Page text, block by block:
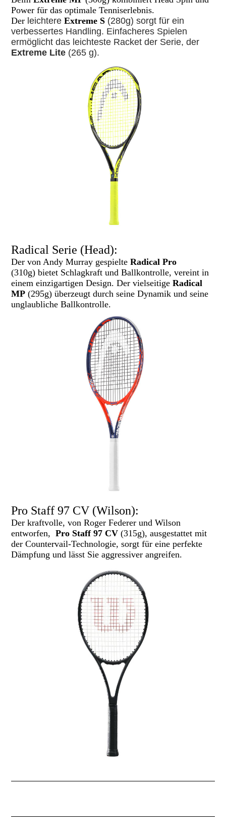
Power für das optimale Tenniserlebnis.
Der leichtereExtreme S (280g) sorgt für ein
verbessertes Handling. Einfacheres Spielen
ermöglicht das leichteste Racket der Serie, der
Extreme Lite (265 g).
Radical Serie (Head):
Der von Andy Murray gespielteRadical Pro
(310g) bietet Schlagkraft und Ballkontrolle, vereint in
einem einzigartigen Design. Der vielseitige Radical
MP (295g) überzeugt durch seine Dynamik und seine
unglaubliche Ballkontrolle.
Pro Staff 97 CV (Wilson):
Der kraftvolle, von Roger Federer und Wilson
entworfen,Pro Staff 97 CV (315g), ausgestattet mit
der Countervail-Technologie, sorgt für eine perfekte
Dämpfung und lässt Sie aggressiver angreifen.